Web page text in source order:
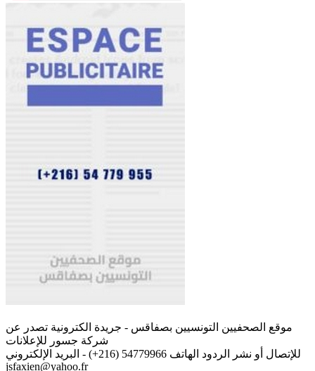
موقع الصحفيين التونسيين بصفاقس - جريدة الكترونية تصدر عن
شركة جسور للإعلانات
للإتصال أو نشر الردود الهاتف 54779966 (216+) - البريد الإلكتروني
jsfaxien@yahoo.fr